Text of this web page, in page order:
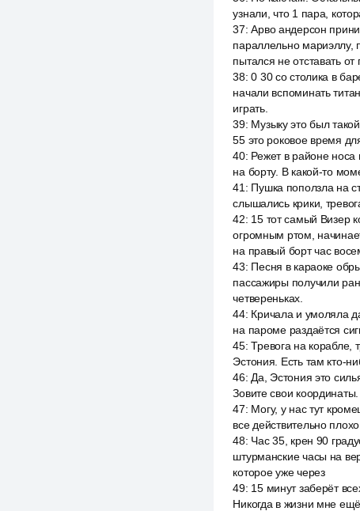
узнали, что 1 пара,
37:Арво андерсон
параллельно мариэллу,
пытался не отставать от
38:0 30 со столика в
начали вспоминать
играть.
39: Музыку это был
55 это роковое время
40: Режет в районе
на борту. В какой-то
41 : Пушка поползла на
слышались крики,
42: 15 тот самый Визер
огромным ртом,
на правый борт час
43: Песня в караоке
пассажиры получили
четвереньках.
44: Кричала и умоляла
на пароме раздаётся
45:Тревога на корабле,
Эстония. Есть там кто-
46: Да, Эстония это
Зовите свои координаты.
47: Могу, у нас тут
все действительно
48: Час 35, крен 90
штурманские часы на
которое уже через
49: 15 минут заберёт
Никогда в жизни мне